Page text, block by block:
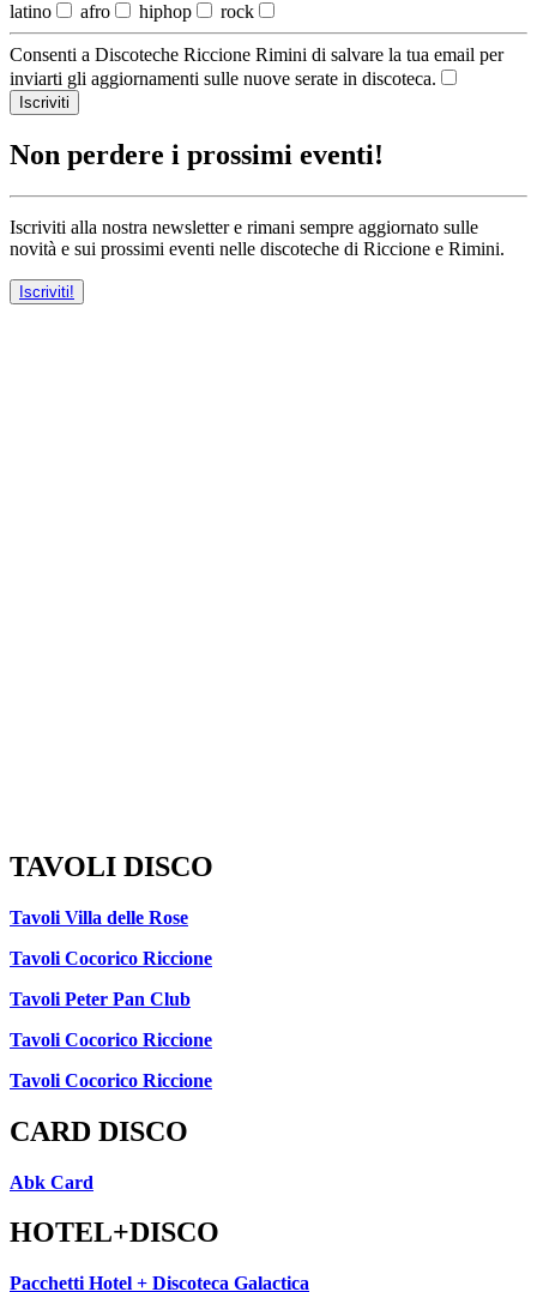
latino
afro hiphop rock
Consenti a Discoteche Riccione Rimini di salvare la tua email per
inviarti gli aggiornamenti sulle nuove serate in discoteca.
Iscriviti
Non perdere i prossimi eventi!
Iscriviti alla nostra newsletter e rimani sempre aggiornato sulle
novità e sui prossimi eventi nelle discoteche di Riccione e Rimini.
Iscriviti!
TAVOLI DISCO
Tavoli Villa delle Rose
Tavoli Cocorico Riccione
Tavoli Peter Pan Club
Tavoli Cocorico Riccione
Tavoli Cocorico Riccione
CARD DISCO
Abk Card
HOTEL+DISCO
Pacchetti Hotel + Discoteca Galactica